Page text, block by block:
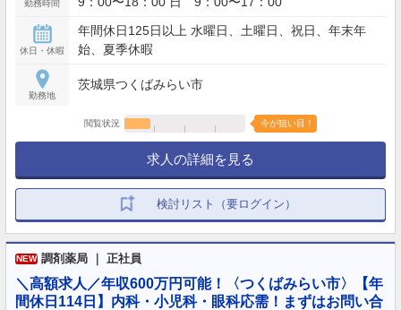
勤務時間
休日・休暇
年間休日125日以上 水曜日、土曜日、祝日、年末年
始、夏季休暇
勤務地
茨城県つくばみらい市
閲覧状況 今が狙い目！
求人の詳細を見る
検討リスト（要ログイン）
NEW 調剤薬局 ｜ 正社員
＼高額求人／年収600万円可能！〈つくばみらい市〉【年
間休日114日】内科・小児科・眼科応需！まずはお問い合